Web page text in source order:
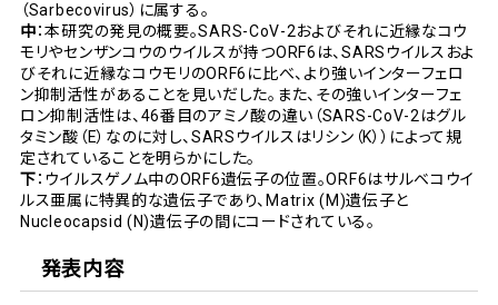
（Sarbecovirus）に属する。
中：本研究の発見の概要。SARS-CoV-2およびそれに近縁なコウ
モリやセンザンコウのウイルスが持つORF6は、SARSウイルスおよ
びそれに近縁なコウモリのORF6に比べ、より強いインターフェロ
ン抑制活性があることを見いだした。また、その強いインターフェ
ロン抑制活性は、46番目のアミノ酸の違い（SARS-CoV-2はグル
タミン酸（E）なのに対し、SARSウイルスはリシン（K））によって規
定されていることを明らかにした。
下：ウイルスゲノム中のORF6遺伝子の位置。ORF6はサルベコウイ
ルス亜属に特異的な遺伝子であり、Matrix (M)遺伝子と
Nucleocapsid (N)遺伝子の間にコードされている。
発表内容